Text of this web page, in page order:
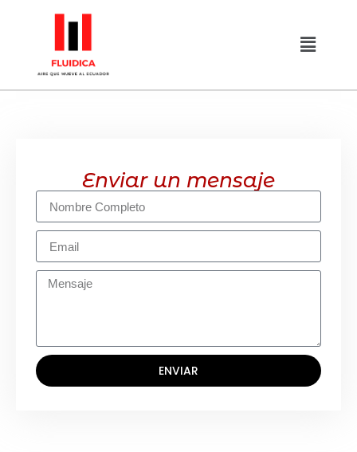
Enviar un mensaje
ENVIAR